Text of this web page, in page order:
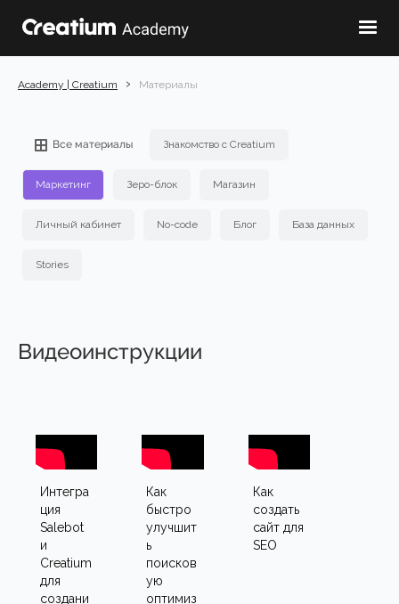
Academy | Creatium › Материалы
Все материалы Знакомство с Creatium
Маркетинг Зеро-блок Магазин
Личный кабинет No-code Блог База данных
Stories
Видеоинструкции
Интегра
ция
Salebot
и
Creatium
для
создани
Как
быстро
улучшит
ь
поисков
ую
оптимиз
Как
создать
сайт для
SEO